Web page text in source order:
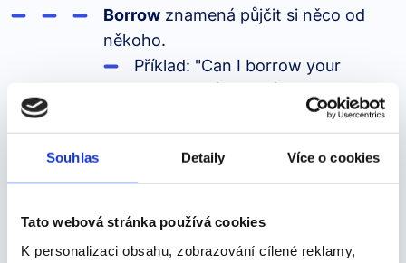
Souhlas Detaily Více o cookies
Tato webová stránka používá cookies
K personalizaci obsahu, zobrazování cílené reklamy,
Borrow znamená půjčit si něco od
někoho.
Příklad: "Can I borrow your
Lendznamená půjčit něco někomu.
(Půjčím ti svou knihu.)